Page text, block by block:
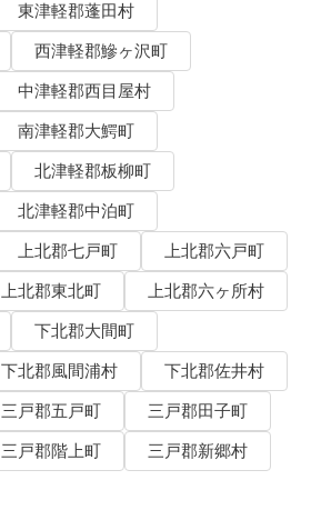
東津軽郡蓬田村
西津軽郡鰺ヶ沢町
中津軽郡西目屋村
南津軽郡大鰐町
北津軽郡板柳町
北津軽郡中泊町
上北郡七戸町
上北郡六戸町
上北郡東北町
上北郡六ヶ所村
下北郡大間町
下北郡風間浦村
下北郡佐井村
三戸郡五戸町
三戸郡田子町
三戸郡階上町 三戸郡新郷村